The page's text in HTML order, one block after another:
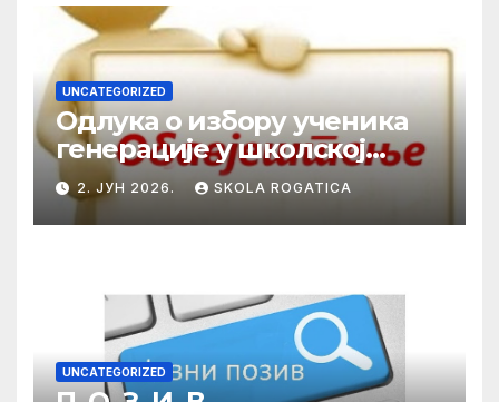
UNCATEGORIZED
Одлука о избору ученика
генерације у школској
2025/2026. години
2. ЈУН 2026. SKOLA ROGATICA
UNCATEGORIZED